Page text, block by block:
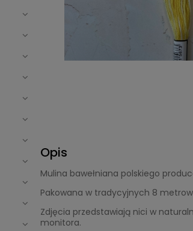
Opis
Mulina bawełniana polskiego
Pakowana w tradycyjnych 8
Zdjęcia przedstawiają nici w
monitora.